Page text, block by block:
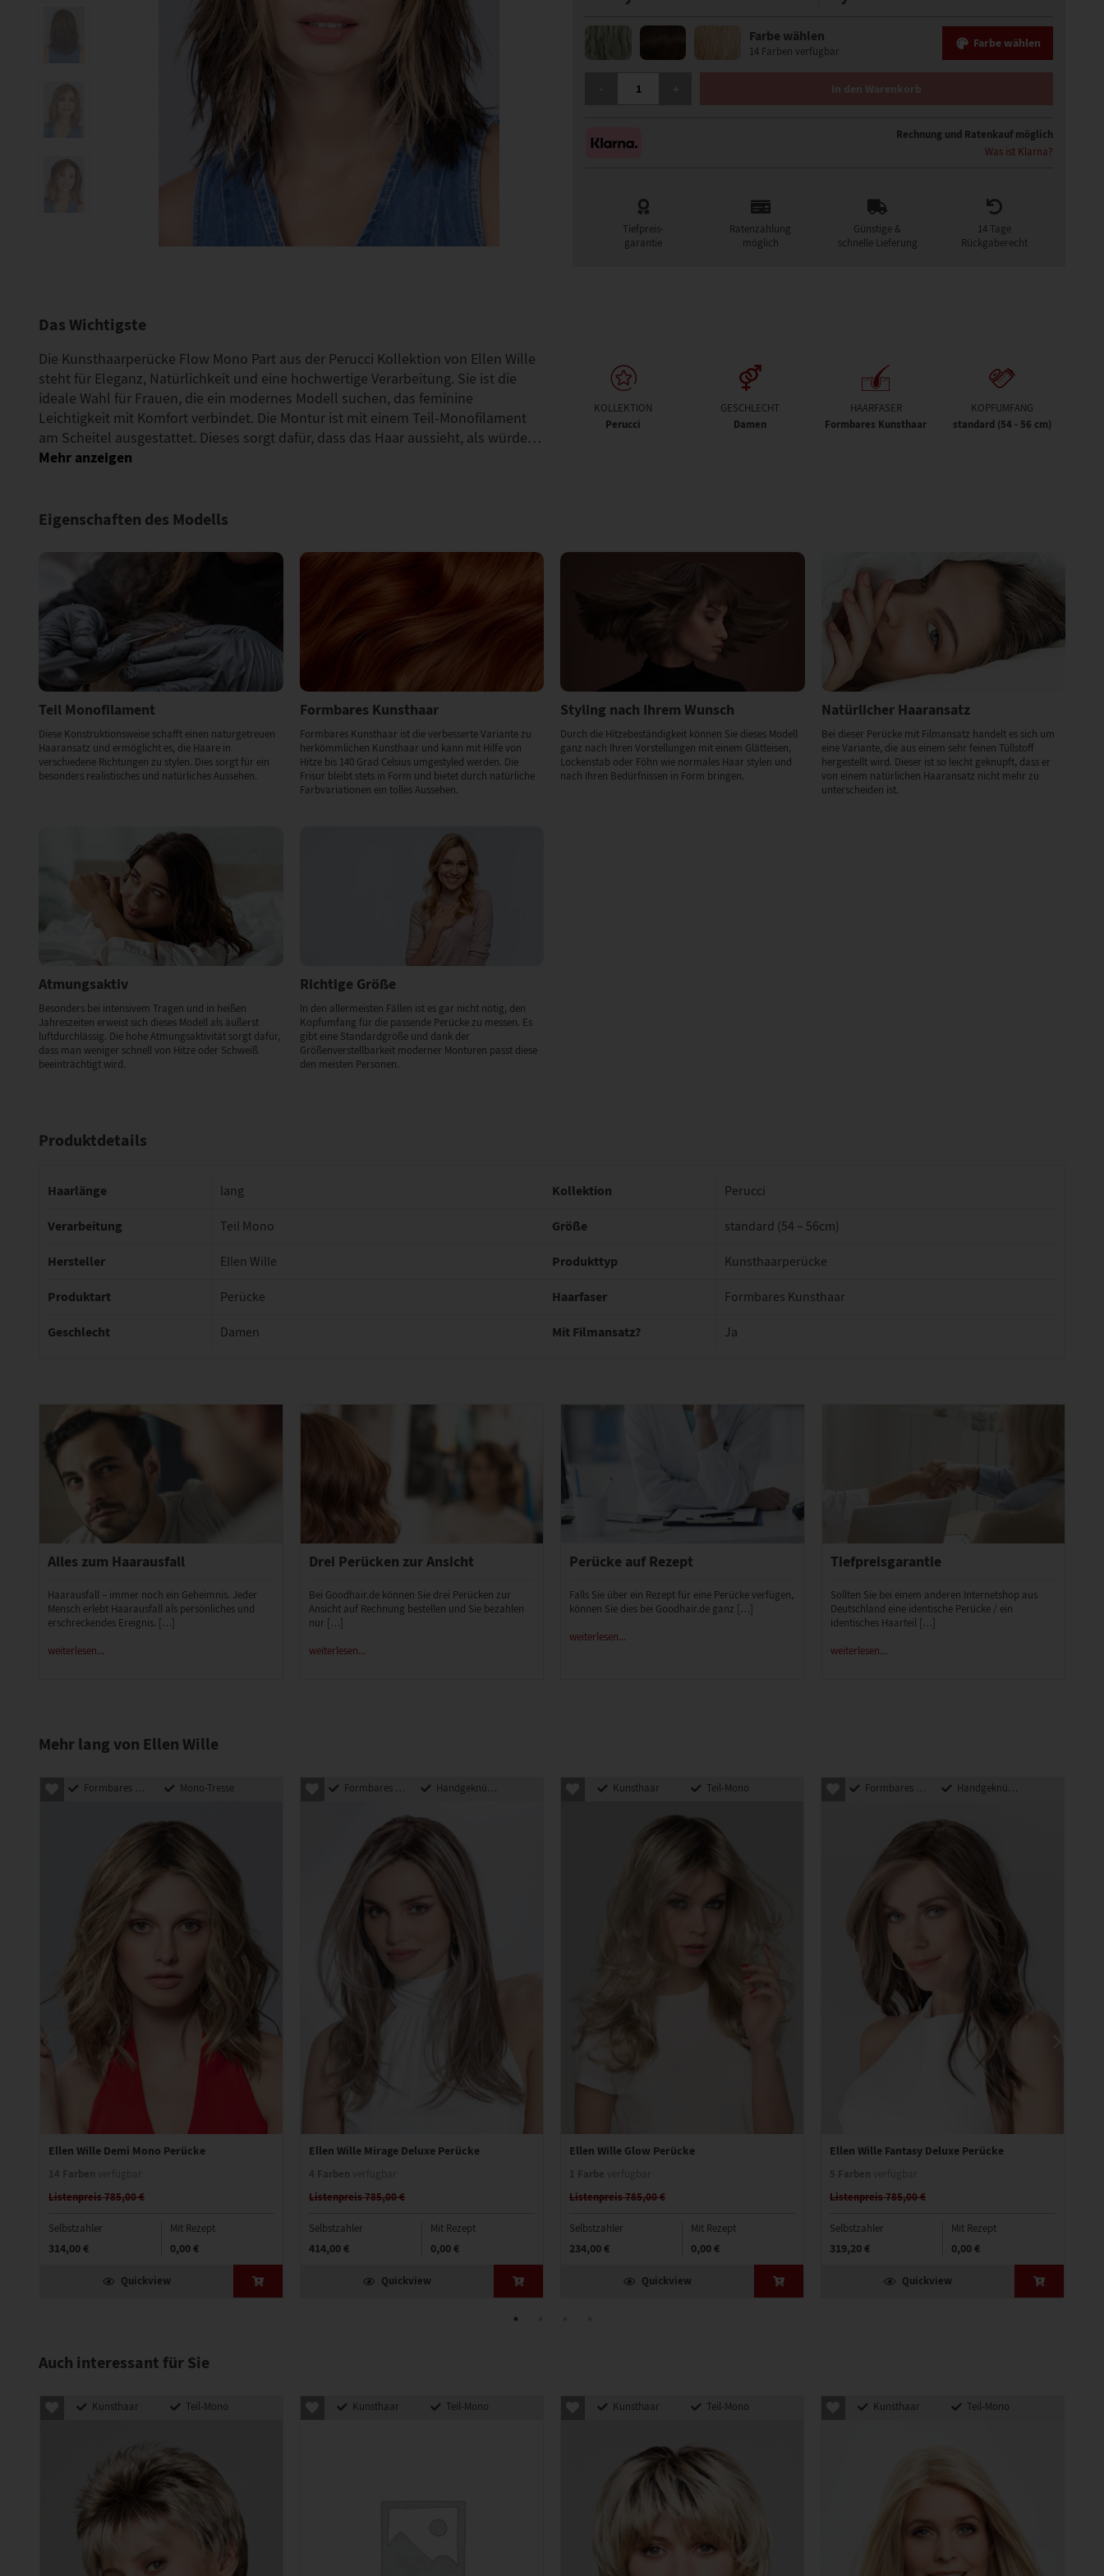
Farbe wählen
14 Farben verfügbar
Farbe wählen
In den Warenkorb
Rechnung und Ratenkauf möglich
Was ist Klarna?
Tiefpreis-
garantie
Ratenzahlung
möglich
Günstige &
schnelle Lieferung
14 Tage
Rückgaberecht
Das Wichtigste
KOLLEKTION
Perucci
GESCHLECHT
Damen
HAARFASER
Formbares Kunsthaar
KOPFUMFANG
standard (54 - 56 cm)
Die Kunsthaarperücke Flow Mono Part aus der Perucci Kollektion von Ellen Wille
steht für Eleganz, Natürlichkeit und eine hochwertige Verarbeitung. Sie ist die
ideale Wahl für Frauen, die ein modernes Modell suchen, das feminine
Leichtigkeit mit Komfort verbindet. Die Montur ist mit einem Teil-Monofilament
am Scheitel ausgestattet. Dieses sorgt dafür, dass das Haar aussieht, als würde…
Eigenschaften des Modells
Teil Monofilament
Diese Konstruktionsweise schafft einen naturgetreuen
Haaransatz und ermöglicht es, die Haare in
verschiedene Richtungen zu stylen. Dies sorgt für ein
besonders realistisches und natürliches Aussehen.
Formbares Kunsthaar
Formbares Kunsthaar ist die verbesserte Variante zu
herkömmlichen Kunsthaar und kann mit Hilfe von
Hitze bis 140 Grad Celsius umgestyled werden. Die
Frisur bleibt stets in Form und bietet durch natürliche
Farbvariationen ein tolles Aussehen.
Styling nach Ihrem Wunsch
Durch die Hitzebeständigkeit können Sie dieses Modell
ganz nach Ihren Vorstellungen mit einem Glätteisen,
Lockenstab oder Föhn wie normales Haar stylen und
nach Ihren Bedürfnissen in Form bringen.
Natürlicher Haaransatz
Bei dieser Perücke mit Filmansatz handelt es sich um
eine Variante, die aus einem sehr feinen Tüllstoff
hergestellt wird. Dieser ist so leicht geknüpft, dass er
von einem natürlichen Haaransatz nicht mehr zu
unterscheiden ist.
Atmungsaktiv
Besonders bei intensivem Tragen und in heißen
Jahreszeiten erweist sich dieses Modell als äußerst
luftdurchlässig. Die hohe Atmungsaktivität sorgt dafür,
dass man weniger schnell von Hitze oder Schweiß
beeinträchtigt wird.
Richtige Größe
In den allermeisten Fällen ist es gar nicht nötig, den
Kopfumfang für die passende Perücke zu messen. Es
gibt eine Standardgröße und dank der
Größenverstellbarkeit moderner Monturen passt diese
den meisten Personen.
Produktdetails
Haarlänge lang Kollektion Perucci
Verarbeitung Teil Mono Größe standard (54 – 56cm)
Hersteller Ellen Wille Produkttyp Kunsthaarperücke
Produktart Perücke Haarfaser Formbares Kunsthaar
Geschlecht Damen Mit Filmansatz? Ja
Alles zum Haarausfall
Haarausfall – immer noch ein Geheimnis. Jeder
Mensch erlebt Haarausfall als persönliches und
erschreckendes Ereignis. […]
weiterlesen...
Drei Perücken zur Ansicht
Bei Goodhair.de können Sie drei Perücken zur
Ansicht auf Rechnung bestellen und Sie bezahlen
nur […]
weiterlesen...
Perücke auf Rezept
Falls Sie über ein Rezept für eine Perücke verfügen,
können Sie dies bei Goodhair.de ganz […]
weiterlesen...
Tiefpreisgarantie
Sollten Sie bei einem anderen Internetshop aus
Deutschland eine identische Perücke / ein
identisches Haarteil […]
weiterlesen...
Mehr lang von Ellen Wille
Formbares Kunsthaar Mono-Tresse
Ellen Wille Demi Mono Perücke
Listenpreis 785,00 €
Selbstzahler
314,00 €
Mit Rezept
0,00 €
Quickview
Formbares Kunsthaar Handgeknüpft
Ellen Wille Mirage Deluxe Perücke
Listenpreis 785,00 €
Selbstzahler
414,00 €
Mit Rezept
0,00 €
Quickview
Kunsthaar Teil-Mono
Ellen Wille Glow Perücke
Listenpreis 785,00 €
Selbstzahler
234,00 €
Mit Rezept
0,00 €
Quickview
Formbares Kunsthaar Handgeknüpft
Ellen Wille Fantasy Deluxe Perücke
Listenpreis 785,00 €
Selbstzahler
319,20 €
Mit Rezept
0,00 €
Quickview
Auch interessant für Sie
Kunsthaar Teil-Mono Kunsthaar Teil-Mono Kunsthaar Teil-Mono Kunsthaar Teil-Mono